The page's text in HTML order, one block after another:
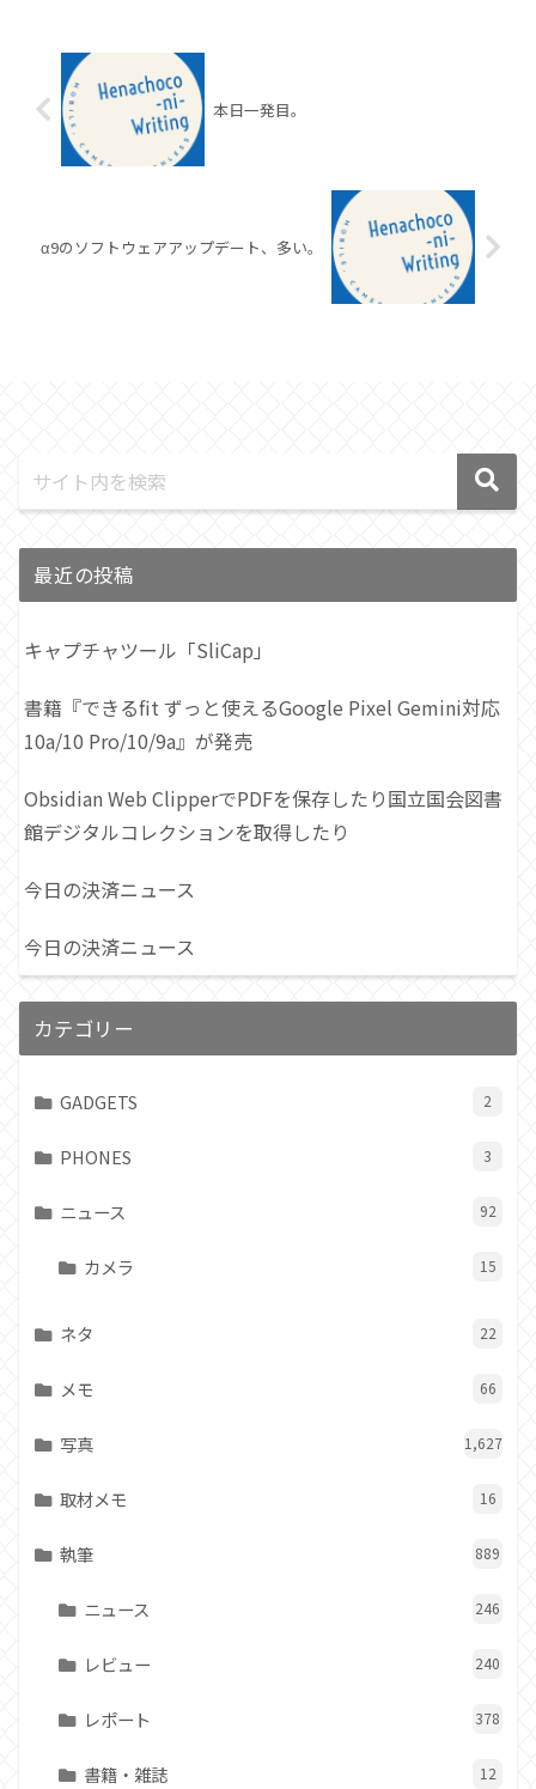
本日一発目。
α9のソフトウェアアップデート、多い。
最近の投稿
キャプチャツール「SliCap」
書籍『できるfit ずっと使えるGoogle Pixel Gemini対応
10a/10 Pro/10/9a』が発売
Obsidian Web ClipperでPDFを保存したり国立国会図書
館デジタルコレクションを取得したり
今日の決済ニュース
今日の決済ニュース
カテゴリー
GADGETS 2
PHONES 3
ニュース 92
カメラ 15
ネタ 22
メモ 66
写真 1,627
取材メモ 16
執筆 889
ニュース 246
レビュー 240
レポート 378
書籍・雑誌 12